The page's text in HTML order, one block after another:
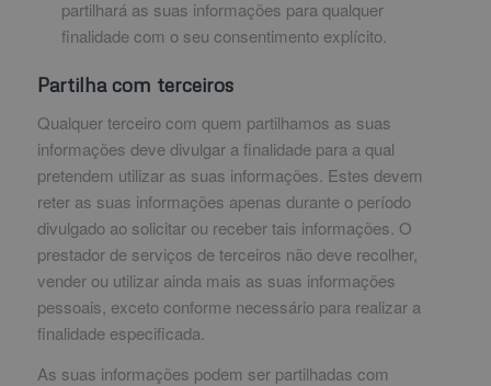
partilhará as suas informações para qualquer
finalidade com o seu consentimento explícito.
Partilha com terceiros
Qualquer terceiro com quem partilhamos as suas
informações deve divulgar a finalidade para a qual
pretendem utilizar as suas informações. Estes devem
reter as suas informações apenas durante o período
divulgado ao solicitar ou receber tais informações. O
prestador de serviços de terceiros não deve recolher,
vender ou utilizar ainda mais as suas informações
pessoais, exceto conforme necessário para realizar a
finalidade especificada.
As suas informações podem ser partilhadas com